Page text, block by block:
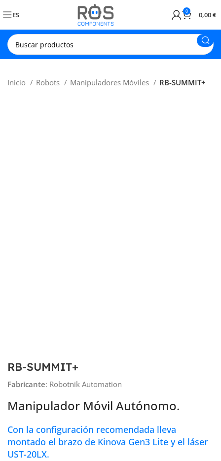
ES 0 0,00€
Inicio Robots Manipuladores Móviles RB-SUMMIT+
RB-SUMMIT+
Fabricante: Robotnik Automation
Manipulador Móvil Autónomo.
Con la configuración recomendada lleva
montado el brazo de Kinova Gen3 Lite y el láser
UST-20LX.